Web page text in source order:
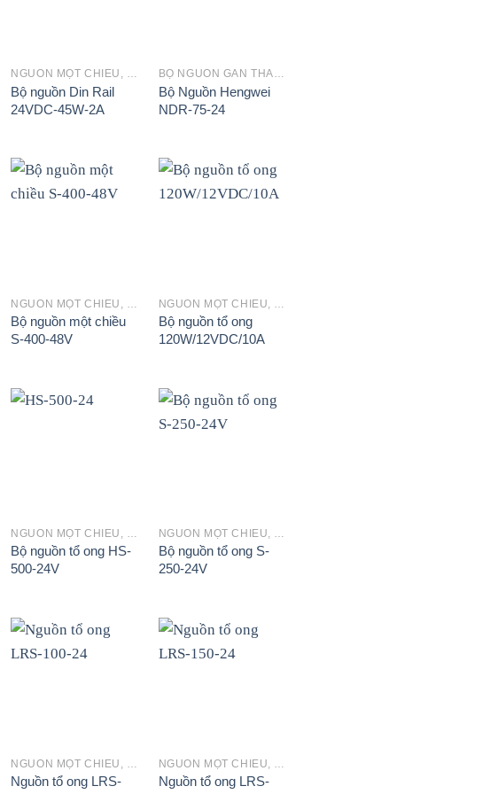
NGUỒN MỘT CHIỀU, SẠC ẮC QUY
Bộ nguồn Din Rail
24VDC-45W-2A
BỘ NGUỒN GẮN THANH RAY
Bộ Nguồn Hengwei
NDR-75-24
Bộ nguồn một chiều
S-400-48V
Bộ nguồn tổ ong
120W/12VDC/10A
Bộ nguồn tổ ong HS-
500-24V
Bộ nguồn tổ ong S-
250-24V
Nguồn tổ ong LRS-
Nguồn tổ ong LRS-